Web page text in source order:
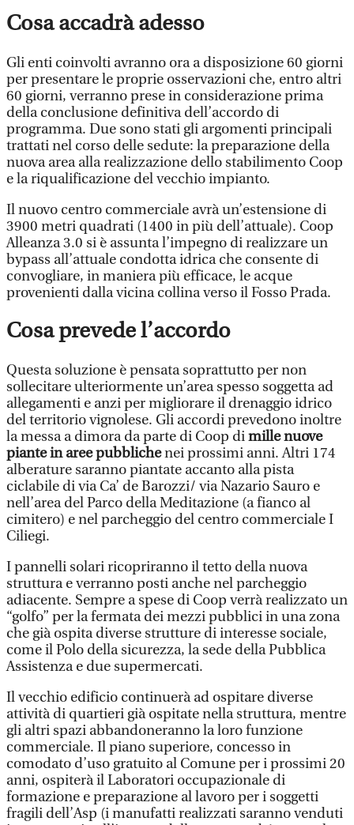
Cosa accadrà adesso
Gli enti coinvolti avranno ora a disposizione 60 giorni
per presentare le proprie osservazioni che, entro altri
60 giorni, verranno prese in considerazione prima
della conclusione definitiva dell’accordo di
programma. Due sono stati gli argomenti principali
trattati nel corso delle sedute: la preparazione della
nuova area alla realizzazione dello stabilimento Coop
e la riqualificazione del vecchio impianto.
Il nuovo centro commerciale avrà un’estensione di
3900 metri quadrati (1400 in più dell’attuale). Coop
Alleanza 3.0 si è assunta l’impegno di realizzare un
bypass all’attuale condotta idrica che consente di
convogliare, in maniera più efficace, le acque
provenienti dalla vicina collina verso il Fosso Prada.
Cosa prevede l’accordo
Questa soluzione è pensata soprattutto per non
sollecitare ulteriormente un’area spesso soggetta ad
allegamenti e anzi per migliorare il drenaggio idrico
del territorio vignolese. Gli accordi prevedono inoltre
la messa a dimora da parte di Coop dimille nuove
piante in aree pubblichenei prossimi anni. Altri 174
alberature saranno piantate accanto alla pista
ciclabile di via Ca’ de Barozzi/ via Nazario Sauro e
nell’area del Parco della Meditazione (a fianco al
cimitero) e nel parcheggio del centro commerciale I
Ciliegi.
I pannelli solari ricopriranno il tetto della nuova
struttura e verranno posti anche nel parcheggio
adiacente. Sempre a spese di Coop verrà realizzato un
“golfo” per la fermata dei mezzi pubblici in una zona
che già ospita diverse strutture di interesse sociale,
come il Polo della sicurezza, la sede della Pubblica
Assistenza e due supermercati.
Il vecchio edificio continuerà ad ospitare diverse
attività di quartieri già ospitate nella struttura, mentre
gli altri spazi abbandoneranno la loro funzione
commerciale. Il piano superiore, concesso in
comodato d’uso gratuito al Comune per i prossimi 20
anni, ospiterà il Laboratori occupazionale di
formazione e preparazione al lavoro per i soggetti
fragili dell’Asp (i manufatti realizzati saranno venduti